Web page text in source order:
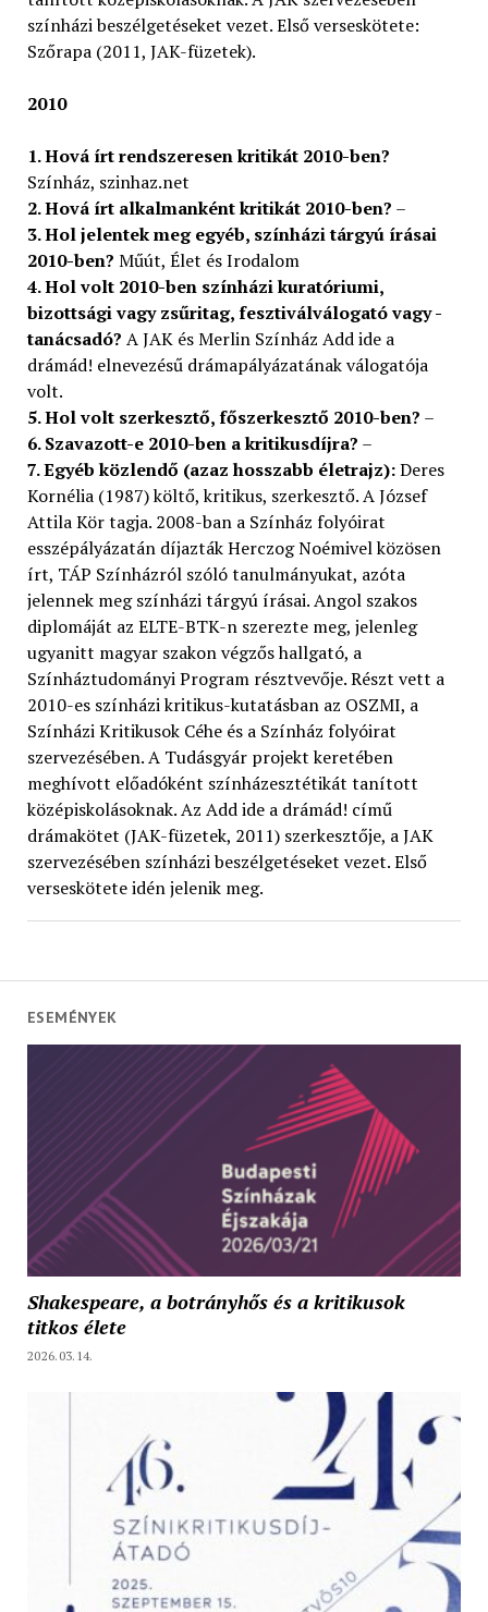
színházi beszélgetéseket vezet. Első verseskötete:
Szőrapa (2011, JAK-füzetek).
2010
1. Hová írt rendszeresen kritikát 2010-ben?
Színház, szinhaz.net
2. Hová írt alkalmanként kritikát 2010-ben? –
3. Hol jelentek meg egyéb, színházi tárgyú írásai
2010-ben? Műút, Élet és Irodalom
4. Hol volt 2010-ben színházi kuratóriumi,
bizottsági vagy zsűritag, fesztiválválogató vagy -
tanácsadó? A JAK és Merlin Színház Add ide a
drámád! elnevezésű drámapályázatának válogatója
volt.
5. Hol volt szerkesztő, főszerkesztő 2010-ben? –
6. Szavazott-e 2010-ben a kritikusdíjra? –
7. Egyéb közlendő (azaz hosszabb életrajz):Deres
Kornélia (1987) költő, kritikus, szerkesztő. A József
Attila Kör tagja. 2008-ban a Színház folyóirat
esszépályázatán díjazták Herczog Noémivel közösen
írt, TÁP Színházról szóló tanulmányukat, azóta
jelennek meg színházi tárgyú írásai. Angol szakos
diplomáját az ELTE-BTK-n szerezte meg, jelenleg
ugyanitt magyar szakon végzős hallgató, a
Színháztudományi Program résztvevője. Részt vett a
2010-es színházi kritikus-kutatásban az OSZMI, a
Színházi Kritikusok Céhe és a Színház folyóirat
szervezésében. A Tudásgyár projekt keretében
meghívott előadóként színházesztétikát tanított
középiskolásoknak. Az Add ide a drámád! című
drámakötet (JAK-füzetek, 2011) szerkesztője, a JAK
szervezésében színházi beszélgetéseket vezet. Első
verseskötete idén jelenik meg.
ESEMÉNYEK
Shakespeare, a botrányhős és a kritikusok
titkos élete
2026.03.14.